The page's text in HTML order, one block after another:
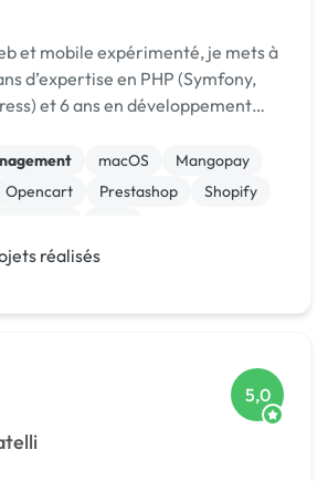
et mobile expérimenté, je mets à
d’expertise en PHP (Symfony,
et 6 ans en développement
d’architectures robustes
macOS
Mangopay
Opencart Prestashop
Shopify
réalisés
5,0